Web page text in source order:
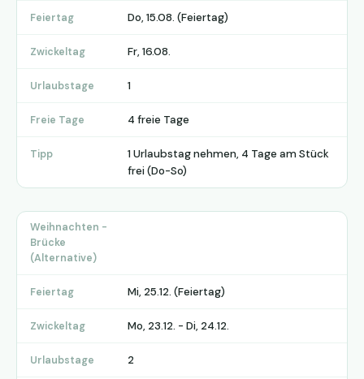
Feiertag Do, 15.08. (Feiertag)
Zwickeltag Fr, 16.08.
Urlaubstage 1
Freie Tage 4 freie Tage
Tipp
1 Urlaubstag nehmen, 4 Tage am Stück
frei (Do-So)
Weihnachten -
Brücke
(Alternative)
Feiertag Mi, 25.12. (Feiertag)
Zwickeltag Mo, 23.12. - Di, 24.12.
Urlaubstage 2